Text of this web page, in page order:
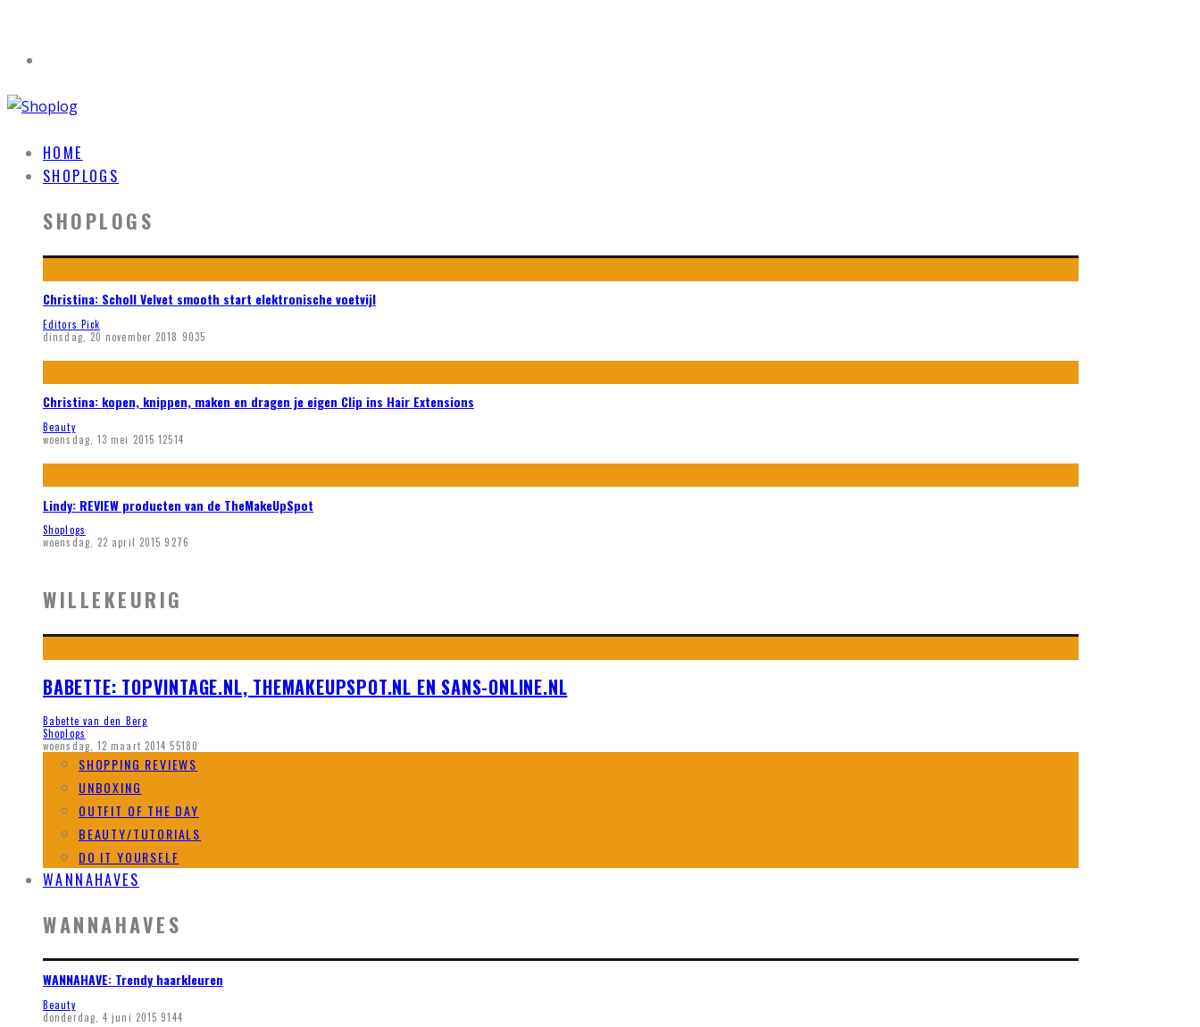
HOME
SHOPLOGS
SHOPLOGS
Christina: Scholl Velvet smooth start elektronische voetvijl
Editors Pick
dinsdag, 20 november 2018 9035
Christina: kopen, knippen, maken en dragen je eigen Clip ins Hair Extensions
Beauty
woensdag, 13 mei 2015 12514
Lindy: REVIEW producten van de TheMakeUpSpot
Shoplogs
woensdag, 22 april 2015 9276
WILLEKEURIG
BABETTE: TOPVINTAGE.NL, THEMAKEUPSPOT.NL EN SANS-ONLINE.NL
Babette van den Berg
Shoplogs
woensdag, 12 maart 2014 55180
SHOPPING REVIEWS
UNBOXING
OUTFIT OF THE DAY
BEAUTY/TUTORIALS
DO IT YOURSELF
WANNAHAVES
WANNAHAVES
WANNAHAVE: Trendy haarkleuren
Beauty
donderdag, 4 juni 2015 9144